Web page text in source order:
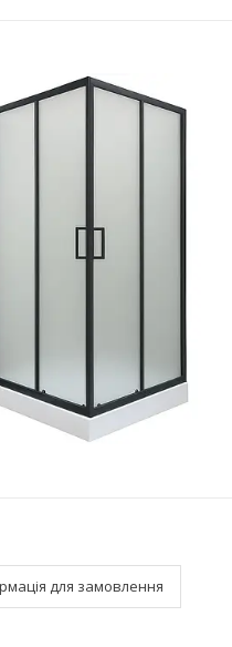
для замовлення